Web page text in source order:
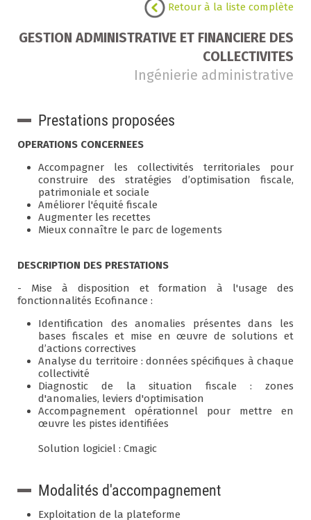
Retour à la liste complète
GESTION ADMINISTRATIVE ET FINANCIERE DES
COLLECTIVITES
Ingénierie administrative
Prestations proposées
OPERATIONS CONCERNEES
Accompagner les collectivités territoriales pour
construire des stratégies d’optimisation fiscale,
patrimoniale et sociale
Améliorer l'équité fiscale
Augmenter les recettes
Mieux connaître le parc de logements
DESCRIPTION DES PRESTATIONS
- Mise à disposition et formation à l'usage des
fonctionnalités Ecofinance :
Identification des anomalies présentes dans les
bases fiscales et mise en œuvre de solutions et
d’actions correctives
Analyse du territoire : données spécifiques à chaque
collectivité
Diagnostic de la situation fiscale : zones
d'anomalies, leviers d'optimisation
Accompagnement opérationnel pour mettre en
œuvre les pistes identifiées
Solution logiciel : Cmagic
Modalités d'accompagnement
Exploitation de la plateforme